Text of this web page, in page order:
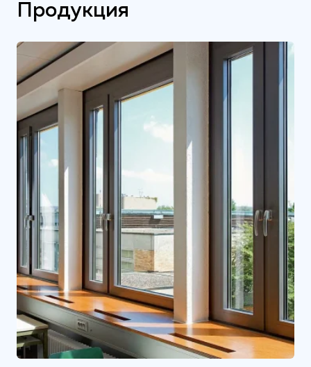
Продукция